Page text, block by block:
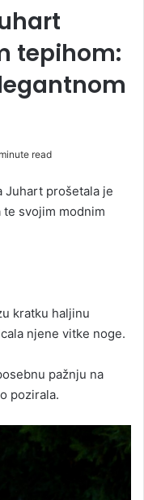
tepihom:
read
Juhart prošetala je
svojim modnim
kratku haljinu
njene vitke noge.
pažnju na
pozirala.